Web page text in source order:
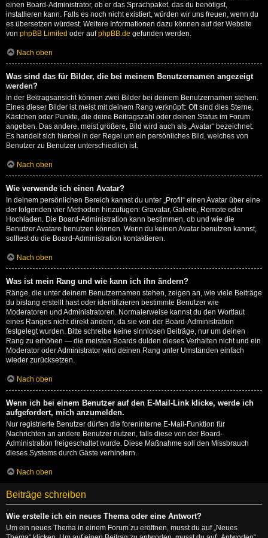
einen Board-Administrator, ob er das Sprachpaket, das du benötigst,
installieren kann. Falls es noch nicht existiert, würden wir uns freuen, wenn du
es übersetzen würdest. Weitere Informationen dazu können auf der Website
von phpBB Limited oder aufphpBB.de gefunden werden.
Nach oben
Was sind das für Bilder, die bei meinem Benutzernamen angezeigt
werden?
In der Beitragsansicht können zwei Bilder bei deinem Benutzernamen stehen.
Eines dieser Bilder ist meist mit deinem Rang verknüpft: Oft sind dies Sterne,
Kästchen oder Punkte, die deine Beitragszahl oder deinen Status im Forum
angeben. Das andere, meist größere, Bild wird auch als „Avatar“ bezeichnet.
Es handelt sich hierbei in der Regel um ein persönliches Bild, welches von
Benutzer zu Benutzer unterschiedlich ist.
Nach oben
Wie verwende ich einen Avatar?
In deinem persönlichen Bereich kannst du unter „Profil“ einen Avatar über eine
der folgenden vier Methoden hinzufügen: Gravatar, Galerie, Remote oder
Hochladen. Die Board-Administration kann bestimmen, ob und wie die
Benutzer Avatare benutzen können. Wenn du keinen Avatar benutzen kannst,
solltest du die Board-Administration kontaktieren.
Nach oben
Was ist mein Rang und wie kann ich ihn ändern?
Ränge, die unter deinem Benutzernamen stehen, zeigen an, wie viele Beiträge
du bislang erstellt hast oder identifizieren bestimmte Benutzer wie
Moderatoren und Administratoren. Normalerweise kannst du den Wortlaut
eines Ranges nicht direkt ändern, da sie von der Board-Administration
festgelegt wurden. Bitte schreibe keine sinnlosen Beiträge, nur um deinen
Rang zu erhöhen — die meisten Boards dulden dieses Verhalten nicht und ein
Moderator oder Administrator wird deinen Rang unter Umständen einfach
wieder zurücksetzen.
Nach oben
Wenn ich bei einem Benutzer auf den E-Mail-Link klicke, werde ich
aufgefordert, mich anzumelden.
Nur registrierte Benutzer dürfen die foreninterne E-Mail-Funktion für
Nachrichten an andere Benutzer nutzen, falls diese von der Board-
Administration freigeschaltet wurde. Diese Maßnahme soll den Missbrauch
dieses Systems durch Gäste verhindern.
Nach oben
Beiträge schreiben
Wie erstelle ich ein neues Thema oder eine Antwort?
Um ein neues Thema in einem Forum zu eröffnen, musst du auf „Neues